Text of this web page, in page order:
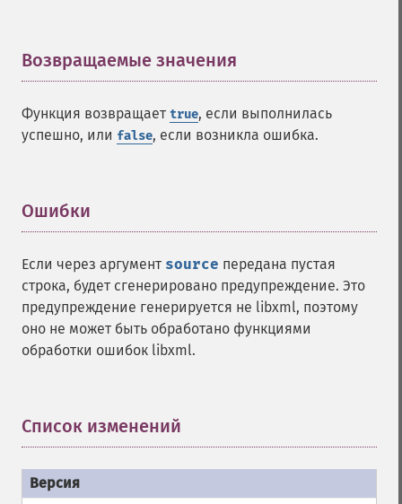
Возвращаемые значения
Функция возвращает true, если выполнилась
успешно, или false, если возникла ошибка.
Ошибки
Если через аргумент source передана пустая
строка, будет сгенерировано предупреждение. Это
предупреждение генерируется не libxml, поэтому
оно не может быть обработано функциями
обработки ошибок libxml.
Список изменений